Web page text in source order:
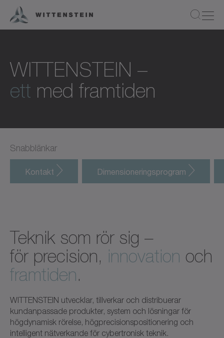
WITTENSTEIN –
ett med framtiden
Snabblänkar
Kontakt Dimensioneringsprogram
Teknik som rör sig –
för precision, innovation och
framtiden.
WITTENSTEIN utvecklar, tillverkar och distribuerar
kundanpassade produkter, system och lösningar för
högdynamisk rörelse, högprecisionspositionering och
intelligent nätverkande för cybertronisk teknik.